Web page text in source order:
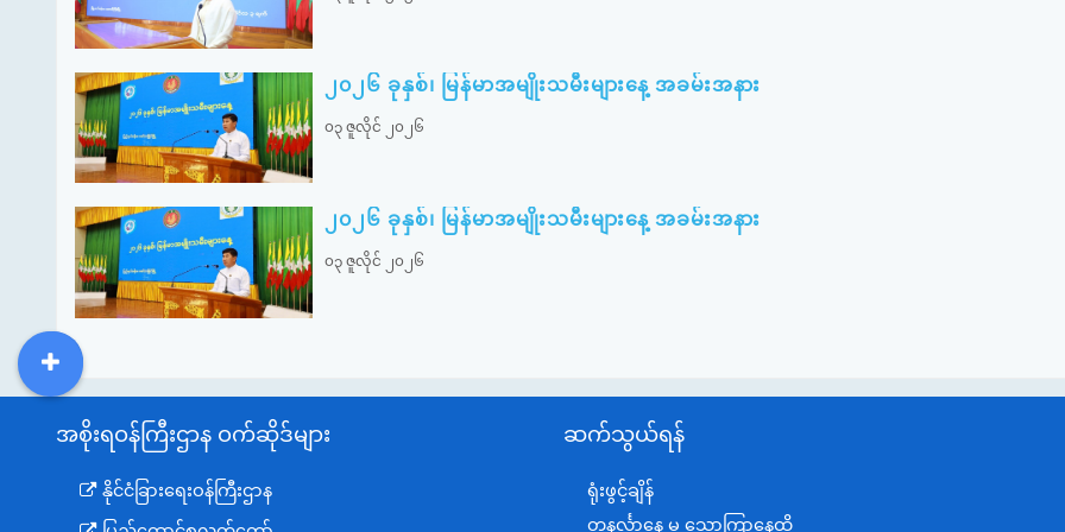
၂၀၂၆ ခုနှစ်၊ မြန်မာအမျိုးသမီးများနေ့ အခမ်းအနား
၀၃ ဇူလိုင် ၂၀၂၆
၂၀၂၆ ခုနှစ်၊ မြန်မာအမျိုးသမီးများနေ့ အခမ်းအနား
၀၃ ဇူလိုင် ၂၀၂၆
အစိုးရဝန်ကြီးဌာန ဝက်ဆိုဒ်များ
နိုင်ငံခြားရေးဝန်ကြီးဌာန
ဆက်သွယ်ရန်
ရုံးဖွင့်ချိန်
တနင်္လာနေ့ မှ သောကြာနေ့ထိ